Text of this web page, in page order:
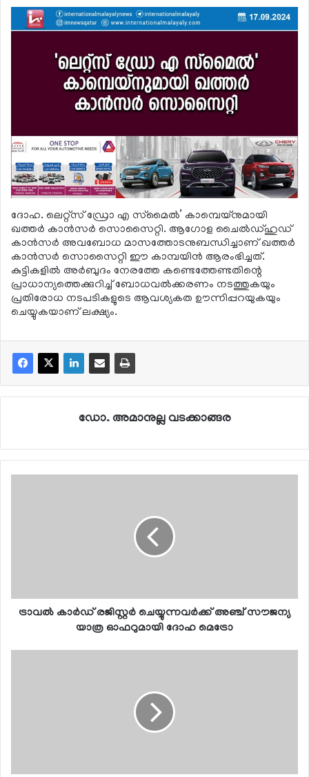
ദോഹ. ലെറ്റ്‌സ് ഡ്രോ എ സ്‌മൈല്‍’ കാമ്പെയ്‌നുമായി
ഖത്തര്‍ കാന്‍സര്‍ സൊസൈറ്റി. ആഗോള ചൈല്‍ഡ്ഹുഡ്
കാന്‍സര്‍ അവബോധ മാസത്തോടനുബന്ധിച്ചാണ് ഖത്തര്‍
കാന്‍സര്‍ സൊസൈറ്റി ഈ കാമ്പയിന്‍ ആരംഭിച്ചത്.
കുട്ടികളില്‍ അര്‍ബുദം നേരത്തേ കണ്ടെത്തേണ്ടതിന്റെ
പ്രാധാന്യത്തെക്കുറിച്ച് ബോധവല്‍ക്കരണം നടത്തുകയും
പ്രതിരോധ നടപടികളുടെ ആവശ്യകത ഊന്നിപ്പറയുകയും
ചെയ്യുകയാണ് ലക്ഷ്യം.
ഡോ. അമാനുല്ല വടക്കാങ്ങര
ട്രാവല്‍ കാര്‍ഡ് രജിസ്റ്റര്‍ ചെയ്യുന്നവര്‍ക്ക് അഞ്ച് സൗജന്യ
യാത്ര ഓഫറുമായി ദോഹ മെട്രോ